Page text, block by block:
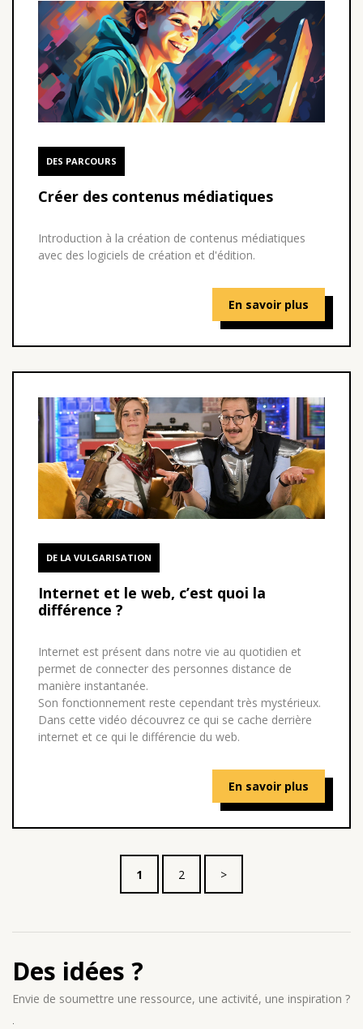
DES PARCOURS
Créer des contenus médiatiques
Introduction à la création de contenus médiatiques
avec des logiciels de création et d'édition.
En savoir plus
DE LA VULGARISATION
Internet et le web, c’est quoi la
différence ?
Internet est présent dans notre vie au quotidien et
permet de connecter des personnes distance de
manière instantanée.
Son fonctionnement reste cependant très mystérieux.
Dans cette vidéo découvrez ce qui se cache derrière
internet et ce qui le différencie du web.
En savoir plus
1 2 >
Des idées ?
Envie de soumettre une ressource, une activité, une inspiration ?
.